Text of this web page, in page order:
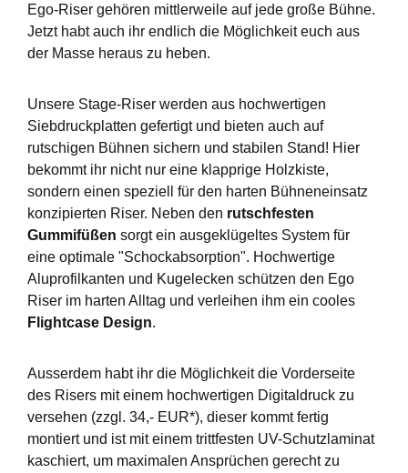
Ego-Riser gehören mittlerweile auf jede große Bühne.
Jetzt habt auch ihr endlich die Möglichkeit euch aus
der Masse heraus zu heben.
Unsere Stage-Riser werden aus hochwertigen
Siebdruckplatten gefertigt und bieten auch auf
rutschigen Bühnen sichern und stabilen Stand! Hier
bekommt ihr nicht nur eine klapprige Holzkiste,
sondern einen speziell für den harten Bühneneinsatz
konzipierten Riser. Neben den rutschfesten
Gummifüßen sorgt ein ausgeklügeltes System für
eine optimale "Schockabsorption". Hochwertige
Aluprofilkanten und Kugelecken schützen den Ego
Riser im harten Alltag und verleihen ihm ein cooles
Flightcase Design.
Ausserdem habt ihr die Möglichkeit die Vorderseite
des Risers mit einem hochwertigen Digitaldruck zu
versehen (zzgl. 34,- EUR*), dieser kommt fertig
montiert und ist mit einem trittfesten UV-Schutzlaminat
kaschiert, um maximalen Ansprüchen gerecht zu